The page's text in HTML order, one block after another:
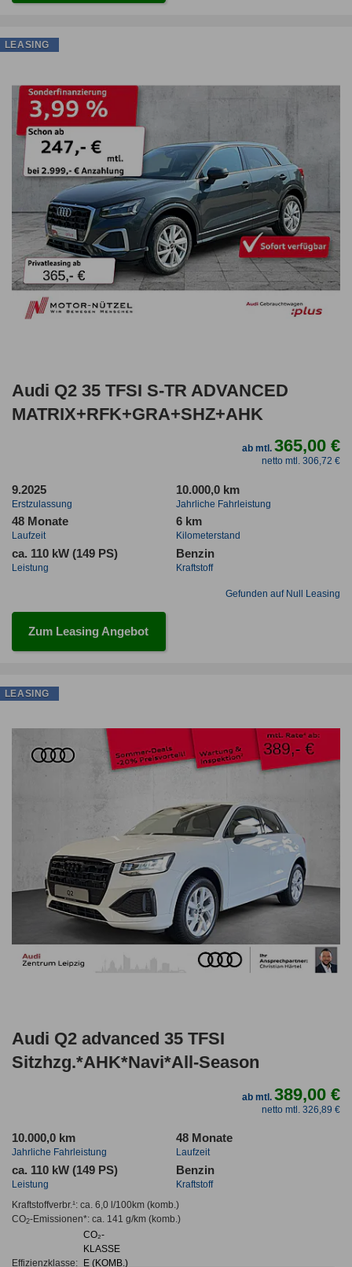
Audi Q2 35 TFSI S-TR ADVANCED
MATRIX+RFK+GRA+SHZ+AHK
ab mtl.365,00 €
netto mtl. 306,72 €
9.2025
Erstzulassung
10.000,0 km
Jahrliche Fahrleistung
48 Monate
Laufzeit
6 km
Kilometerstand
ca. 110 kW (149 PS)
Leistung
Benzin
Kraftstoff
Gefunden auf Null Leasing
Zum Leasing Angebot
LEASING
Audi Q2 advanced 35 TFSI
Sitzhzg.*AHK*Navi*All-Season
ab mtl.389,00 €
netto mtl. 326,89 €
10.000,0 km
Jahrliche Fahrleistung
48 Monate
Laufzeit
ca. 110 kW (149 PS)
Leistung
Benzin
Kraftstoff
Kraftstoffverbr.¹: ca. 6,0 l/100km(komb.)
CO2-Emissionen*: ca. 141 g/km(komb.)
Effizienzklasse:
CO₂-
KLASSE
E (KOMB.)
LEASING